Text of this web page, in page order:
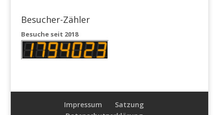
Besucher-Zähler
Besuche seit 2018
Impressum
Satzung